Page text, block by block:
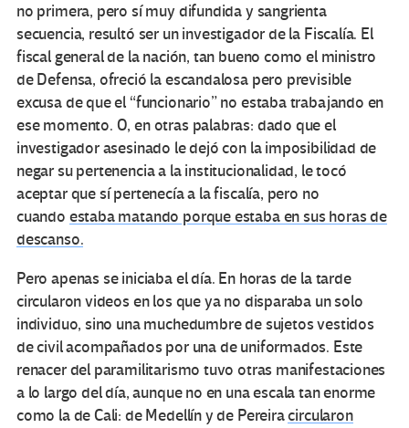
no primera, pero sí muy difundida y sangrienta
secuencia, resultó ser un investigador de la Fiscalía. El
fiscal general de la nación, tan bueno como el ministro
de Defensa, ofreció la escandalosa pero previsible
excusa de que el “funcionario” no estaba trabajando en
ese momento. O, en otras palabras: dado que el
investigador asesinado le dejó con la imposibilidad de
negar su pertenencia a la institucionalidad, le tocó
aceptar que sí pertenecía a la fiscalía, pero no
cuando estaba matando porque estaba en sus horas de
descanso.
Pero apenas se iniciaba el día. En horas de la tarde
circularon videos en los que ya no disparaba un solo
individuo, sino una muchedumbre de sujetos vestidos
de civil acompañados por una de uniformados. Este
renacer del paramilitarismo tuvo otras manifestaciones
a lo largo del día, aunque no en una escala tan enorme
como la de Cali: de Medellín y de Pereiracircularon